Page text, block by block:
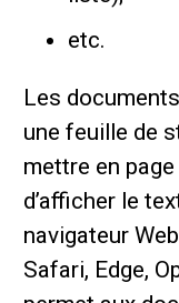
etc.
Les
une feuille de
mettre en
d’afficher le
navigateur
Safari, Edge,